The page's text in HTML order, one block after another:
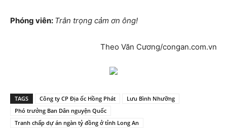
Phóng viên: Trân trọng cảm ơn ông!
Theo Văn Cương/congan.com.vn
TAGS Công ty CP Địa ốc Hồng Phát
Lưu Bình Nhưỡng
Phó trưởng Ban Dân nguyện Quốc
Tranh chấp dự án ngàn tỷ đồng ở tỉnh Long An